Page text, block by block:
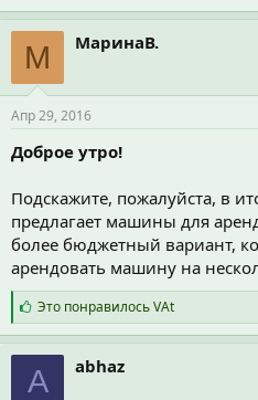
М МаринаВ.
Апр 29, 2016
Доброе утро!
Подскажите, пожалуйста, в
предлагает машины для
более бюджетный вариант,
арендовать машину на
С
и
м
п
а
Это понравилосьVAt
A abhaz